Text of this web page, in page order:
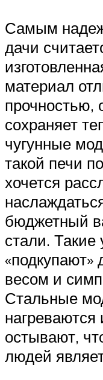
Самым
дачи
материал
прочностью,
сохраняет
чугунные
такой печи
хочется
бюджетный
стали. Такие
«подкупают»
весом и
Стальные
остывают,
людей